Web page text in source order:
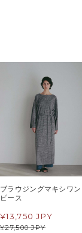
ブラウジングマキシワン
ピース
¥27,500 JPY
¥13,750 JPY